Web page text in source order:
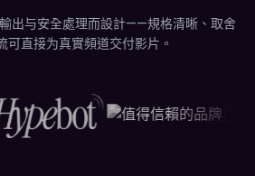
出与安全處理而設計——規格清晰、取舍
可直接为真實頻道交付影片。